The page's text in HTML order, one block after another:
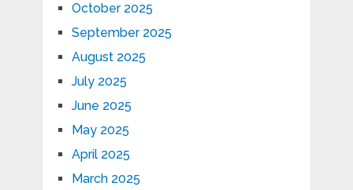
October 2025
September 2025
August 2025
July 2025
June 2025
May 2025
April 2025
March 2025